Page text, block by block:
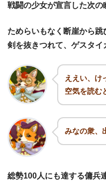
戦闘の少女が宣言した次の
ためらいもなく断崖から
剣を抜きつれて、ゲスタイ
ええい、け
空気を読む
みなの衆、
総勢100人にも達する傭兵